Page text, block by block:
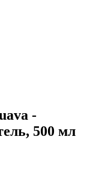
-
500 мл